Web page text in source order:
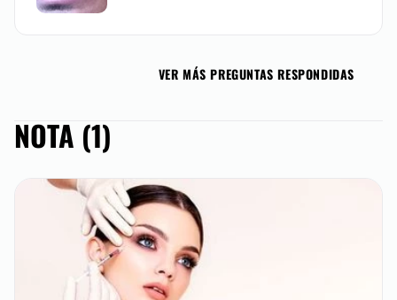
VER MÁS PREGUNTAS RESPONDIDAS
NOTA (1)